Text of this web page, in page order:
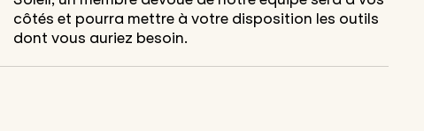
côtés et pourra mettre à votre disposition les outils
dont vous auriez besoin.